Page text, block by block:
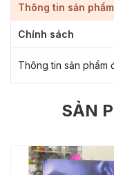
Thông tin sản phẩm
Chính sách
Thông tin sản phẩm
SẢN